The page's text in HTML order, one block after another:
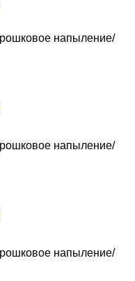
напыление/
напыление/
напыление/